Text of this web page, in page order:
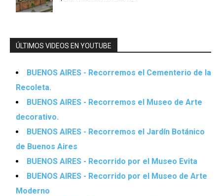
ÚLTIMOS VIDEOS EN YOUTUBE
BUENOS AIRES - Recorremos el Cementerio de la
Recoleta.
BUENOS AIRES - Recorremos el Museo de Arte
decorativo.
BUENOS AIRES - Recorremos el Jardín Botánico
de Buenos Aires
BUENOS AIRES - Recorrido por el Museo Evita
BUENOS AIRES - Recorrido por el Museo de Arte
Moderno